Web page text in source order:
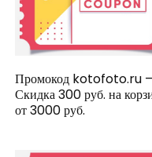
Промокод kotofoto.ru
Скидка 300 руб. на
от 3000 руб.